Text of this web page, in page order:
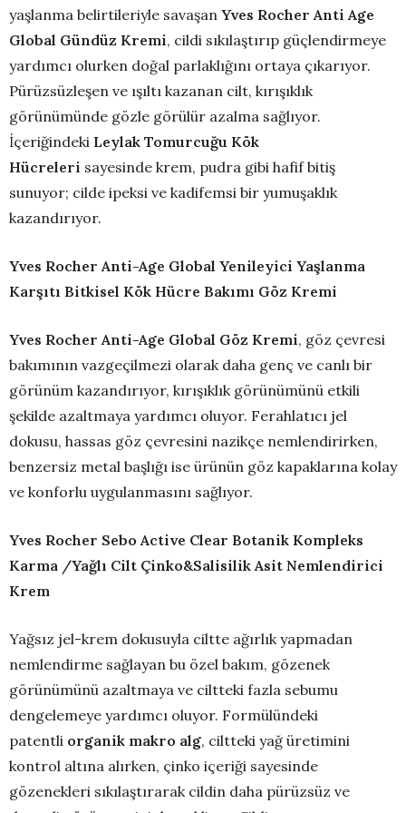
yaşlanma belirtileriyle savaşan Yves Rocher Anti Age
Global Gündüz Kremi, cildi sıkılaştırıp güçlendirmeye
yardımcı olurken doğal parlaklığını ortaya çıkarıyor.
Pürüzsüzleşen ve ışıltı kazanan cilt, kırışıklık
görünümünde gözle görülür azalma sağlıyor.
İçeriğindeki Leylak Tomurcuğu Kök
Hücreleri sayesinde krem, pudra gibi hafif bitiş
sunuyor; cilde ipeksi ve kadifemsi bir yumuşaklık
kazandırıyor.
Yves Rocher Anti-Age Global Yenileyici Yaşlanma
Karşıtı Bitkisel Kök Hücre Bakımı Göz Kremi
Yves Rocher Anti-Age Global Göz Kremi, göz çevresi
bakımının vazgeçilmezi olarak daha genç ve canlı bir
görünüm kazandırıyor, kırışıklık görünümünü etkili
şekilde azaltmaya yardımcı oluyor. Ferahlatıcı jel
dokusu, hassas göz çevresini nazikçe nemlendirirken,
benzersiz metal başlığı ise ürünün göz kapaklarına kolay
ve konforlu uygulanmasını sağlıyor.
Yves Rocher Sebo Active Clear Botanik Kompleks
Karma /Yağlı Cilt Çinko&Salisilik Asit Nemlendirici
Krem
Yağsız jel-krem dokusuyla ciltte ağırlık yapmadan
nemlendirme sağlayan bu özel bakım, gözenek
görünümünü azaltmaya ve ciltteki fazla sebumu
dengelemeye yardımcı oluyor. Formülündeki
patentli organik makro alg, ciltteki yağ üretimini
kontrol altına alırken, çinko içeriği sayesinde
gözenekleri sıkılaştırarak cildin daha pürüzsüz ve